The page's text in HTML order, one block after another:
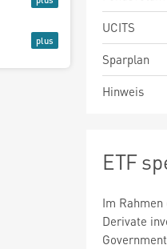
UCITS
Sparplan
Hinweis
ETF
Im
Derivate